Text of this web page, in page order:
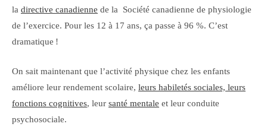
la directive canadienne de la Société canadienne de physiologie
de l’exercice. Pour les 12 à 17 ans, ça passe à 96 %. C’est
dramatique !
On sait maintenant que l’activité physique chez les enfants
améliore leur rendement scolaire, leurs habiletés sociales, leurs
fonctions cognitives, leur santé mentale et leur conduite
psychosociale.